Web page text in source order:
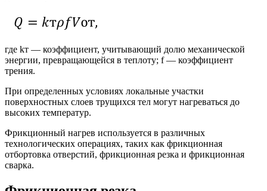
где kт — коэффициент, учитывающий долю механической
энергии, превращающейся в теплоту; f — коэффициент
трения.​
При определенных условиях локальные участки
поверхностных слоев трущихся тел могут нагреваться до
высоких температур.​
Фрикционный нагрев используется в различных
технологических операциях, таких как фрикционная
отбортовка отверстий, фрикционная резка и фрикционная
сварка.​